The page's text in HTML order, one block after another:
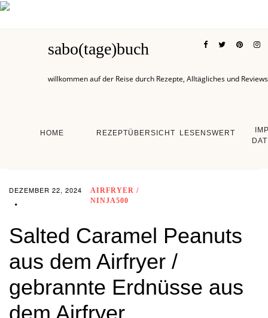
sabo(tage)buch
willkommen auf der Reise durch Rezepte, Alltägliches und Reviews
HOME REZEPTÜBERSICHT LESENSWERT
DEZEMBER 22, 2024
AIRFRYER /
NINJA500
Salted Caramel Peanuts
aus dem Airfryer /
gebrannte Erdnüsse aus
dem Airfryer